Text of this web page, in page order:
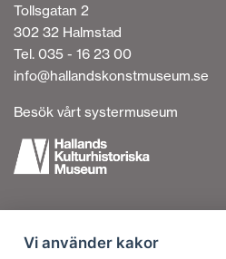
Tollsgatan 2
302 32 Halmstad
Tel. 035 - 16 23 00
info@hallandskonstmuseum.se
Besök vårt systermuseum
Personuppgiftshantering
Vi använder kakor